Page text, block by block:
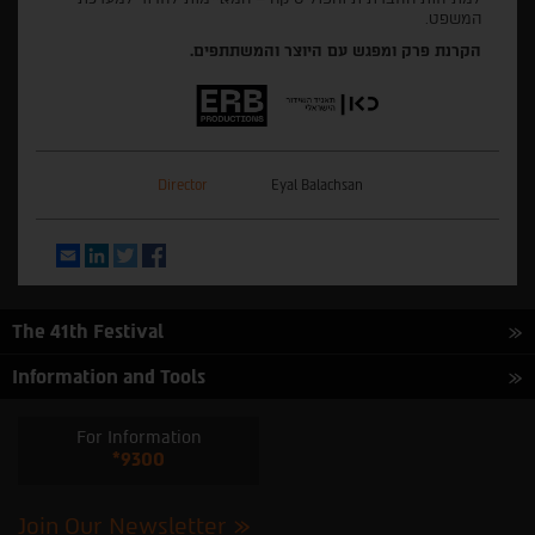
המשפט.
הקרנת פרק ומפגש עם היוצר והמשתתפים.
Director Eyal Balachsan
EmailLinkedInTwitter
The 41th Festival
Information and Tools
For Information
*9300
Join Our Newsletter